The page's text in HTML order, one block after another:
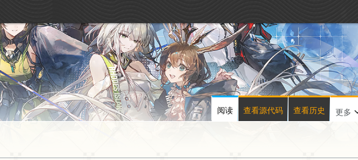
阅读 查看源代码 查看历史 更多